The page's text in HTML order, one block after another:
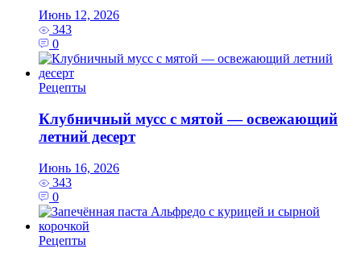
Июнь 12, 2026
343
0
Рецепты
Клубничный мусс с мятой — освежающий
летний десерт
Июнь 16, 2026
343
0
Рецепты